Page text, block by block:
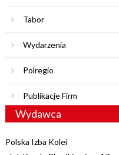
Tabor
Wydarzenia
Polregio
Publikacje Firm
Wydawca
Polska Izba Kolei